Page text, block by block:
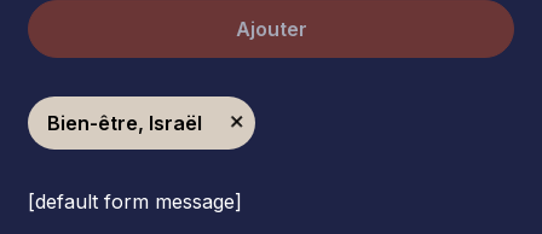
Ajouter
Bien-être, Israël
[default form message]